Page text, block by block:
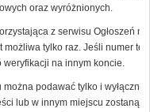
oraz wyróżnionych.
z serwisu Ogłoszeń
możliwa tylko raz. Jeśli numer
weryfikacji na innym koncie.
można podawać tylko i
lub w innym miejscu zostaną